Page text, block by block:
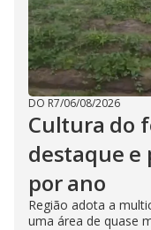
DO R7/06/08/2026
Cultura do
destaque e
por ano
Região adota a
uma área de quase